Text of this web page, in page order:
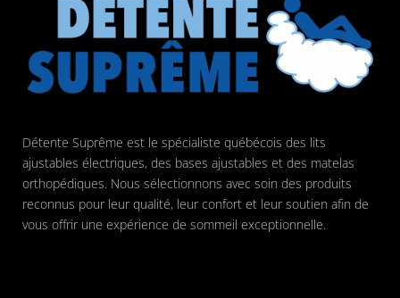
Détente Suprême est le spécialiste québécois des lits
ajustables électriques, des bases ajustables et des matelas
orthopédiques. Nous sélectionnons avec soin des produits
reconnus pour leur qualité, leur confort et leur soutien afin de
vous offrir une expérience de sommeil exceptionnelle.